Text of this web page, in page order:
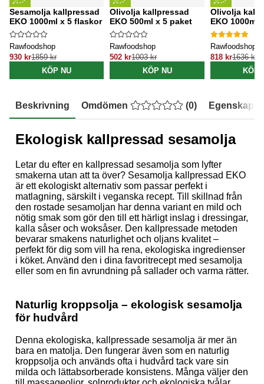
Sesamolja kallpressad
EKO 1000ml x 5 flaskor
Rawfoodshop
930 kr1859 kr
KÖP NU
Olivolja kallpressad
EKO 500ml x 5 paket
Rawfoodshop
502 kr1003 kr
KÖP NU
Olivolja
EKO 1000ml
Rawfoodshop
818 kr1636 kr
KÖP
Beskrivning Omdömen (0) Egenskaper
Ekologisk kallpressad sesamolja
Letar du efter en kallpressad sesamolja som lyfter
smakerna utan att ta över? Sesamolja kallpressad EKO
är ett ekologiskt alternativ som passar perfekt i
matlagning, särskilt i veganska recept. Till skillnad från
den rostade sesamoljan har denna variant en mild och
nötig smak som gör den till ett härligt inslag i dressingar,
kalla såser och woksåser. Den kallpressade metoden
bevarar smakens naturlighet och oljans kvalitet –
perfekt för dig som vill ha rena, ekologiska ingredienser
i köket. Använd den i dina favoritrecept med sesamolja
eller som en fin avrundning på sallader och varma rätter.
Naturlig kroppsolja – ekologisk sesamolja
för hudvård
Denna ekologiska, kallpressade sesamolja är mer än
bara en matolja. Den fungerar även som en naturlig
kroppsolja och används ofta i hudvård tack vare sin
milda och lättabsorberade konsistens. Många väljer den